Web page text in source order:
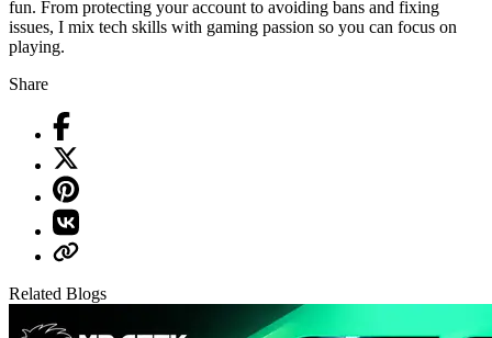
fun. From protecting your account to avoiding bans and fixing
issues, I mix tech skills with gaming passion so you can focus on
playing.
Share
Related Blogs